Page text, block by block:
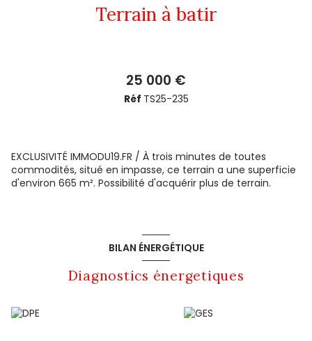
Terrain à batir
25 000 €
Réf TS25-235
EXCLUSIVITÉ IMMODU19.FR / À trois minutes de toutes
commodités, situé en impasse, ce terrain a une superficie
d'environ 665 m². Possibilité d'acquérir plus de terrain.
BILAN ÉNERGÉTIQUE
Diagnostics énergetiques